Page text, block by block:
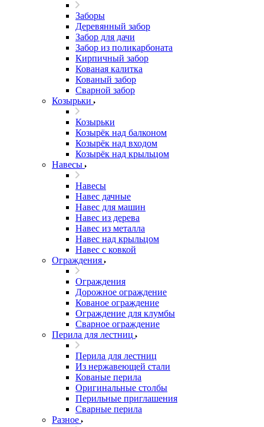
Заборы
Деревянный забор
Забор для дачи
Забор из поликарбоната
Кирпичный забор
Кованая калитка
Кованый забор
Сварной забор
Козырьки
Козырьки
Козырёк над балконом
Козырёк над входом
Козырёк над крыльцом
Навесы
Навесы
Навес дачные
Навес для машин
Навес из дерева
Навес из металла
Навес над крыльцом
Навес с ковкой
Ограждения
Ограждения
Дорожное ограждение
Кованое ограждение
Ограждение для клумбы
Сварное ограждение
Перила для лестниц
Перила для лестниц
Из нержавеющей стали
Кованые перила
Оригинальные столбы
Перильные приглашения
Сварные перила
Разное